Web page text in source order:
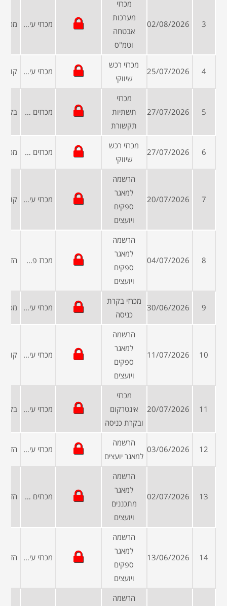
3
02/08/2026
מכרזי
מערכות
אבטחה
וטמ"ס
מכרזי עיריות ומועצות
4
25/07/2026
מכרזי רכש
שיווקי
מכרזי עיריות ומועצות
5
27/07/2026
מכרזי
תשתיות
תקשורת
מכרזים פומביים
6
27/07/2026
מכרזי רכש
שיווקי
מכרזים פומביים
7
20/07/2026
הרשמה
למאגר
ספקים
ויועצים
מכרזי עיריות ומועצות
8
04/07/2026
הרשמה
למאגר
ספקים
ויועצים
מכרז פרטי
9
30/06/2026
מכרזי בקרת
כניסה
מכרזי עיריות ומועצות
10
11/07/2026
הרשמה
למאגר
ספקים
ויועצים
מכרזי עיריות ומועצות
11
20/07/2026
מכרזי
אינטרקום
ובקרת כניסה
מכרזי עיריות ומועצות
12
03/06/2026
הרשמה
למאגר יועצים
מכרזי עיריות ומועצות
13
02/07/2026
הרשמה
למאגר
מתכננים
ויועצים
מכרזים פומביים
14
13/06/2026
הרשמה
למאגר
ספקים
ויועצים
מכרזי עיריות ומועצות
הרשמה